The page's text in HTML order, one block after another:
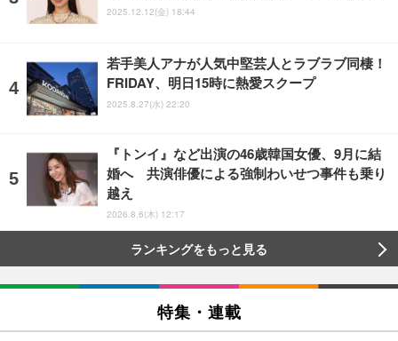
2025.12.12(金) 18:44
若手美人アナが人気中堅芸人とラブラブ同棲！
FRIDAY、明日15時に熱愛スクープ
2025.8.27(水) 22:20
『トンイ』など出演の46歳韓国女優、9月に結
婚へ 共演俳優による強制わいせつ事件も乗り
越え
2026.8.6(木) 12:17
ランキングをもっと見る
特集・連載